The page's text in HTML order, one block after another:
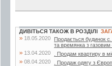
ДИВІТЬСЯ ТАКОЖ В РОЗДІЛІ
» 18.05.2020
Продається будинок с.
та времянка з газовим
» 13.04.2020 . Продам квартиру в
» 08.04.2020 . Продаж одягу з